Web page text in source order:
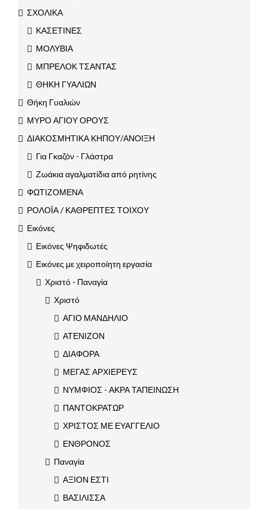
ΣΧΟΛΙΚΑ
ΚΑΣΕΤΙΝΕΣ
ΜΟΛΥΒΙΑ
ΜΠΡΕΛΟΚ ΤΣΑΝΤΑΣ
ΘΗΚΗ ΓΥΑΛΙΩΝ
Θήκη Γυαλιών
ΜΥΡΟ ΑΓΙΟΥ ΟΡΟΥΣ
ΔΙΑΚΟΣΜΗΤΙΚΑ ΚΗΠΟΥ/ΑΝΟΙΞΗ
Για Γκαζόν - Γλάστρα
Ζωάκια αγαλματίδια από ρητίνης
ΦΩΤΙΖΟΜΕΝΑ
ΡΟΛΟΪΑ / ΚΑΘΡΕΠΤΕΣ ΤΟΙΧΟΥ
Εικόνες
Εικόνες Ψηφιδωτές
Εικόνες με χειροποίητη εργασία
Χριστό - Παναγία
Χριστό
ΑΓΙΟ ΜΑΝΔΗΛΙΟ
ΑΤΕΝΙΖΟΝ
ΔΙΑΦΟΡΑ
ΜΕΓΑΣ ΑΡΧΙΕΡΕΥΣ
ΝΥΜΦΙΟΣ - ΑΚΡΑ ΤΑΠΕΙΝΩΣΗ
ΠΑΝΤΟΚΡΑΤΩΡ
ΧΡΙΣΤΟΣ ΜΕ ΕΥΑΓΓΕΛΙΟ
ΕΝΘΡΟΝΟΣ
Παναγία
ΑΞΙΟΝ ΕΣΤΙ
ΒΑΣΙΛΙΣΣΑ